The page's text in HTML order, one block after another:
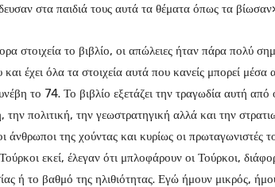
στα παιδιά τους αυτά τα θέματα όπως τα
στοιχεία το βιβλίο, οι απώλειες ήταν πάρα πολύ
έχει όλα τα στοιχεία αυτά που κανείς μπορεί
το 74. Το βιβλίο εξετάζει την τραγωδία αυτή από
την πολιτική, την γεωστρατηγική αλλά και την
άνθρωποι της χούντας και κυρίως οι πρωταγωνιστές
εκεί, έλεγαν ότι μπλοφάρουν οι Τούρκοι,
ή το βαθμό της ηλιθιότητας. Εγώ ήμουν μικρός,